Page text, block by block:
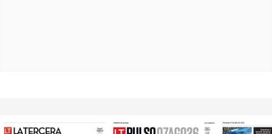
Opens in new window Opens in